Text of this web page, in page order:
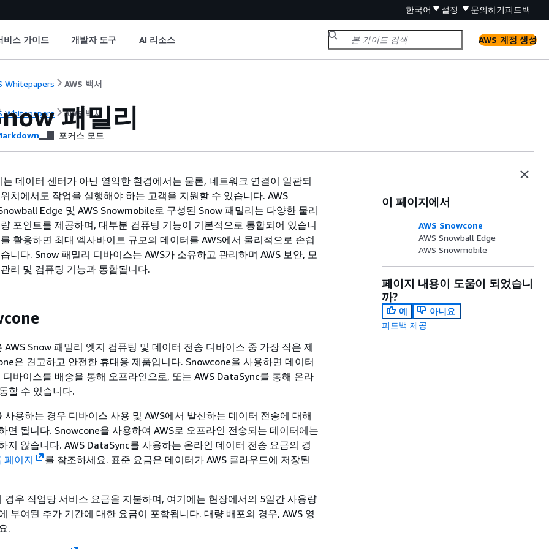
한국어 설정 문의하기피드백
비스 가이드 개발자 도구 AI 리소스 AWS 계정 생성
Whitepapers AWS 백서
Whitepapers AWS 백서
패밀리
포커스 모드
는 데이터 센터가 아닌 열악한 환경에서는 물론, 네트워크 연결이 일관되
치에서도 작업을 실행해야 하는 고객을 지원할 수 있습니다. AWS
Edge 및 AWS Snowmobile로 구성된 Snow 패밀리는 다양한 물리
포인트를 제공하며, 대부분 컴퓨팅 기능이 기본적으로 통합되어 있습니
활용하면 최대 엑사바이트 규모의 데이터를 AWS에서 물리적으로 손쉽
니다. Snow 패밀리 디바이스는 AWS가 소유하고 관리하며 AWS 보안, 모
리 및 컴퓨팅 기능과 통합됩니다.
AWS Snow 패밀리 엣지 컴퓨팅 및 데이터 전송 디바이스 중 가장 작은 제
은 견고하고 안전한 휴대용 제품입니다. Snowcone을 사용하면 데이터
바이스를 배송을 통해 오프라인으로, 또는 AWS DataSync를 통해 온라
할 수 있습니다.
사용하는 경우 디바이스 사용 및 AWS에서 발신하는 데이터 전송에 대해
면 됩니다. Snowcone을 사용하여 AWS로 오프라인 전송되는 데이터에는
지 않습니다. AWS DataSync를 사용하는 온라인 데이터 전송 요금의 경
페이지
를 참조하세요. 표준 요금은 데이터가 AWS 클라우드에 저장된
경우 작업당 서비스 요금을 지불하며, 여기에는 현장에서의 5일간 사용량
부여된 추가 기간에 대한 요금이 포함됩니다. 대량 배포의 경우, AWS 영
.
이 페이지에서
AWS Snowcone
AWS Snowball Edge
AWS Snowmobile
페이지 내용이 도움이 되었습니
까?
예
아니요
피드백 제공